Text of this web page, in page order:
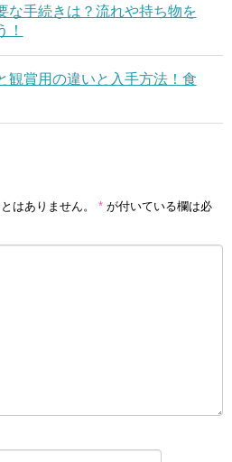
な手続きは？流れや持ち物を
！
観賞用の違いと入手方法！食
はありません。 * が付いている欄は必